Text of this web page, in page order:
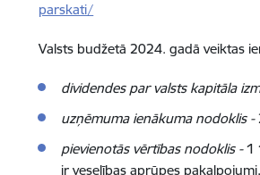
parskati/
Valsts budžetā 2024. gadā veiktas
dividendes par valsts kapitāla
uzņēmuma ienākuma nodoklis -
pievienotās vērtības nodoklis - 1
ir veselības aprūpes